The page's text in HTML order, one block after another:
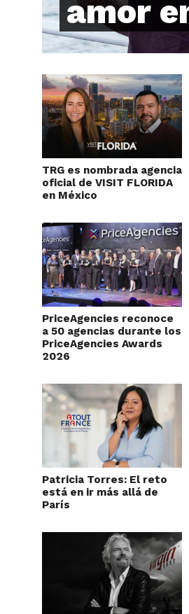
amor
TRG es nombrada agencia
oficial de VISIT FLORIDA
en México
PriceAgencies reconoce
a 50 agencias durante los
PriceAgencies Awards
2026
Patricia Torres: El reto
está en ir más allá de
París